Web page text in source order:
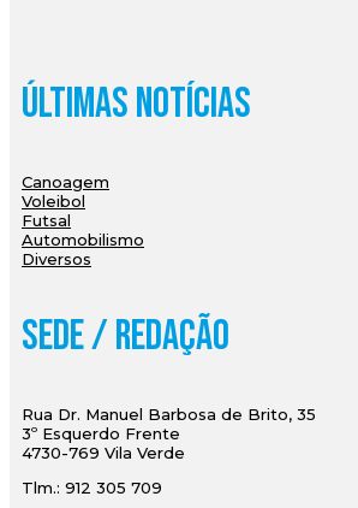
Últimas Notícias
Canoagem
Voleibol
Futsal
Automobilismo
Diversos
Sede / Redação
Rua Dr. Manuel Barbosa de Brito, 35
3º Esquerdo Frente
4730-769 Vila Verde
Tlm.: 912 305 709